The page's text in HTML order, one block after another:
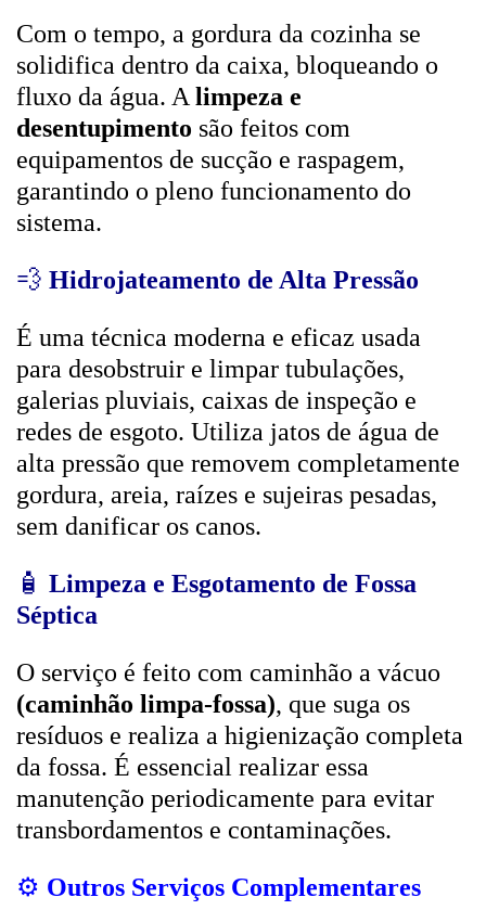
Com o tempo, a gordura da cozinha se
solidifica dentro da caixa, bloqueando o
fluxo da água. A limpeza e
desentupimento são feitos com
equipamentos de sucção e raspagem,
garantindo o pleno funcionamento do
sistema.
💨 Hidrojateamento de Alta Pressão
É uma técnica moderna e eficaz usada
para desobstruir e limpar tubulações,
galerias pluviais, caixas de inspeção e
redes de esgoto. Utiliza jatos de água de
alta pressão que removem completamente
gordura, areia, raízes e sujeiras pesadas,
sem danificar os canos.
🧴 Limpeza e Esgotamento de Fossa
Séptica
O serviço é feito com caminhão a vácuo
(caminhão limpa-fossa), que suga os
resíduos e realiza a higienização completa
da fossa. É essencial realizar essa
manutenção periodicamente para evitar
transbordamentos e contaminações.
⚙️ Outros Serviços Complementares